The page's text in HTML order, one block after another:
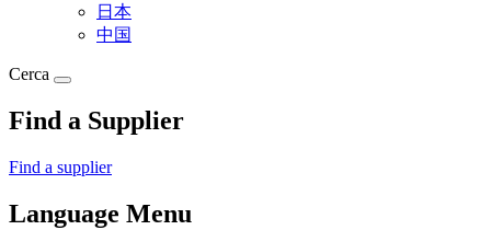
日本
中国
Cerca
Find a Supplier
Find a supplier
Language Menu